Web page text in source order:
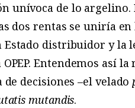
unívoca de lo
dos rentas se uniría
distribuidor y
Entendemos así
decisiones –el velado
mutandis.